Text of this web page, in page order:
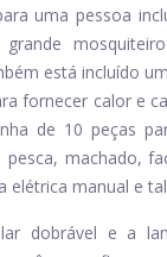
uma pessoa
está incluído
fornecer calor e
de 10 peças
machado,
elétrica manual e
dobrável e a